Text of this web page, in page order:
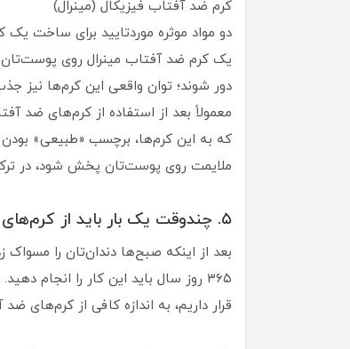
کرم ضد آفتاب فیزیکال (مینرال)
دو مواد موثره‌ موردتایید برای ساخت
یک کرم ضد آفتاب مینرال روی
دور شوند؛ توان واقعی این کرم‌ها نیز جذب موفق ۹۵ درصدیِ نور آفتاب برای
معمولاً بعد از استفاده از کرم‌های
که به این کرم‌ها، برچسب «طبیعی» بودن
ملایمت روی پوست‌تان پخش شود، در
۵. چندوقت یک بار باید از کرم‌های ضدآفتاب استفاده کرد؟
بعد از اینکه صبح‌ها دندان‌تان را مسواک
۳۶۵ روز سال باید این کار را انجام
قرار داریم، به اندازه کافی از کرم‌های